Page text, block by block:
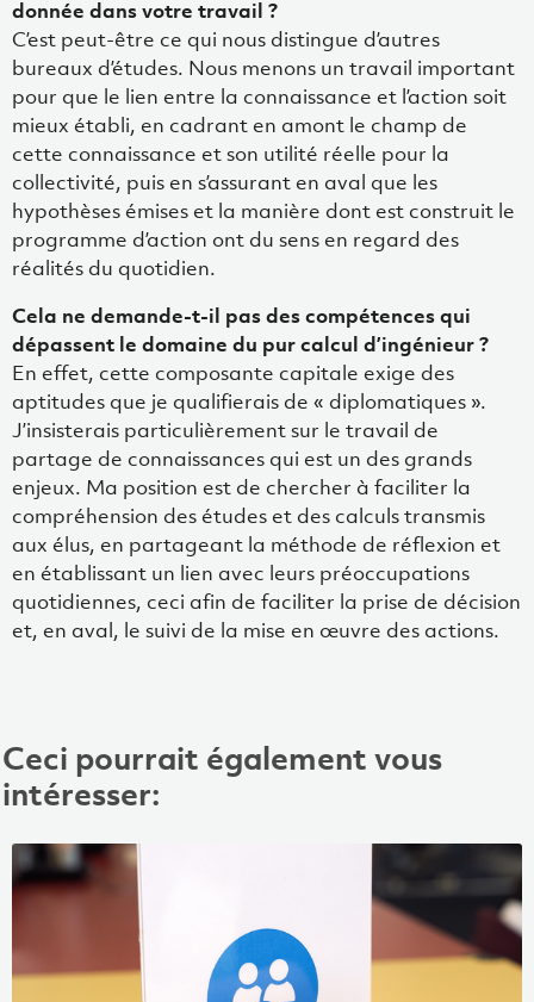
donnée dans votre travail ?
C’est peut-être ce qui nous distingue d’autres
bureaux d’études. Nous menons un travail important
pour que le lien entre la connaissance et l’action soit
mieux établi, en cadrant en amont le champ de
cette connaissance et son utilité réelle pour la
collectivité, puis en s’assurant en aval que les
hypothèses émises et la manière dont est construit le
programme d’action ont du sens en regard des
réalités du quotidien.
Cela ne demande-t-il pas des compétences qui
dépassent le domaine du pur calcul d’ingénieur ?
En effet, cette composante capitale exige des
aptitudes que je qualifierais de « diplomatiques ».
J’insisterais particulièrement sur le travail de
partage de connaissances qui est un des grands
enjeux. Ma position est de chercher à faciliter la
compréhension des études et des calculs transmis
aux élus, en partageant la méthode de réflexion et
en établissant un lien avec leurs préoccupations
quotidiennes, ceci afin de faciliter la prise de décision
et, en aval, le suivi de la mise en œuvre des actions.
Ceci pourrait également vous
intéresser: